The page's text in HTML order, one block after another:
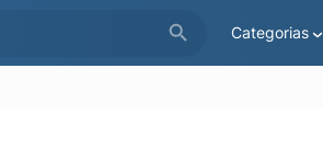
Categorias